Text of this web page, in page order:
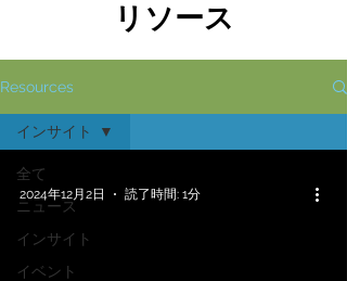
リソース
Resources
全て
ニュース
インサイト
イベント
インサイト
2024年12月2日 読了時間: 1分